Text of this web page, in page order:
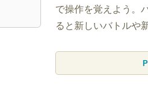
で操作を覚えよう。
ると新しいバトルや